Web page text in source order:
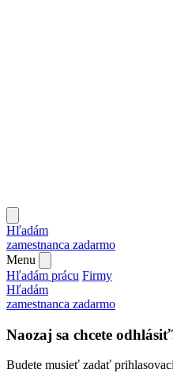
Hľadám
zamestnanca zadarmo
Menu
Hľadám prácu Firmy
Hľadám
zamestnanca zadarmo
Naozaj sa chcete
Budete musieť zadať